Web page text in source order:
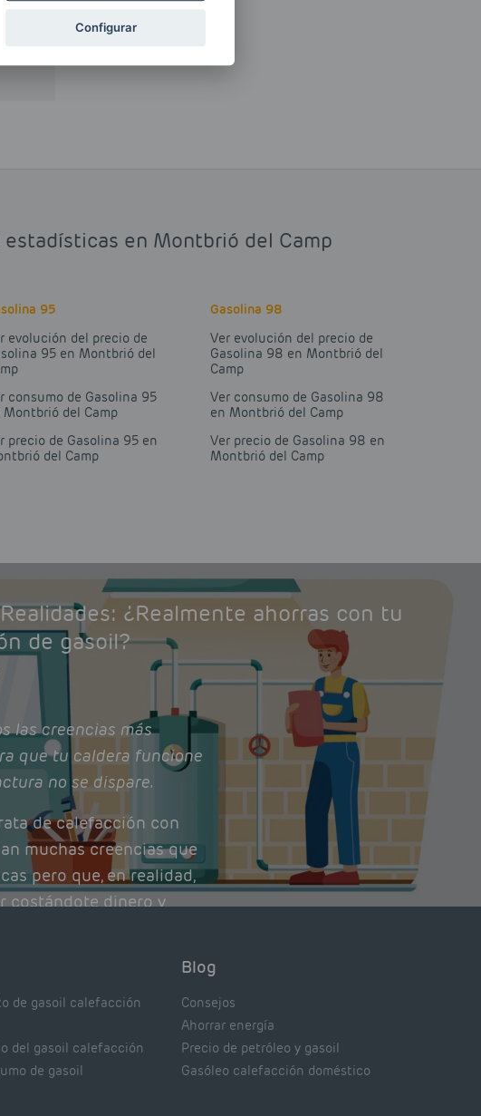
en Montbrió del Camp
95
evolución del precio de
95 en Montbrió del
consumo de Gasolina 95
Montbrió del Camp
precio de Gasolina 95 en
del Camp
Gasolina 98
Ver evolución del precio de
Gasolina 98 en Montbrió del
Camp
Ver consumo de Gasolina 98
en Montbrió del Camp
Ver precio de Gasolina 98 en
Montbrió del Camp
¿Realmente ahorras con tu
de gasoil?
las creencias más
que tu caldera funcione
no se dispare.
de calefacción con
muchas creencias que
pero que, en realidad,
costándote dinero y
de gasoil calefacción
del gasoil calefacción
de gasoil
Blog
Consejos
Ahorrar energía
Precio de petróleo y gasoil
Gasóleo calefacción doméstico
Configurar